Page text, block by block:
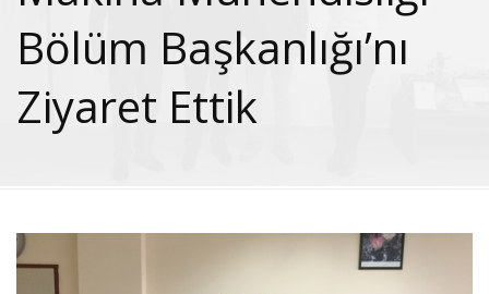
Bölüm Başkanlığı’nı
Ziyaret Ettik